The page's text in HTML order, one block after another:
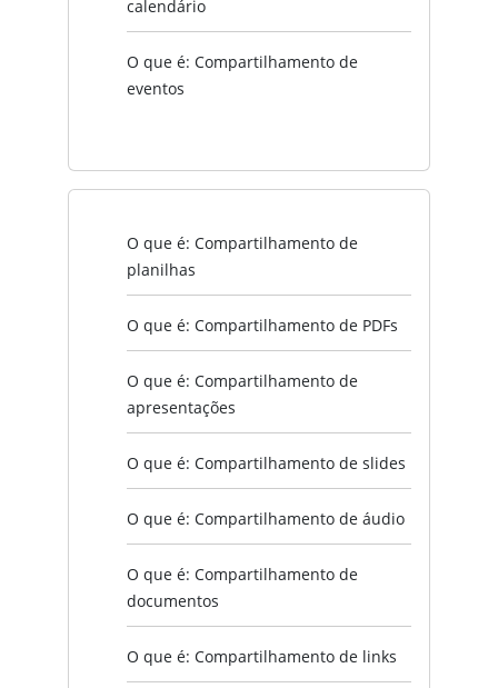
calendário
O que é: Compartilhamento de
eventos
O que é: Compartilhamento de
planilhas
O que é: Compartilhamento de PDFs
O que é: Compartilhamento de
apresentações
O que é: Compartilhamento de slides
O que é: Compartilhamento de áudio
O que é: Compartilhamento de
documentos
O que é: Compartilhamento de links